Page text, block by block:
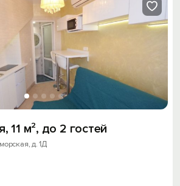
11 м², до 2 гостей
д. 1Д